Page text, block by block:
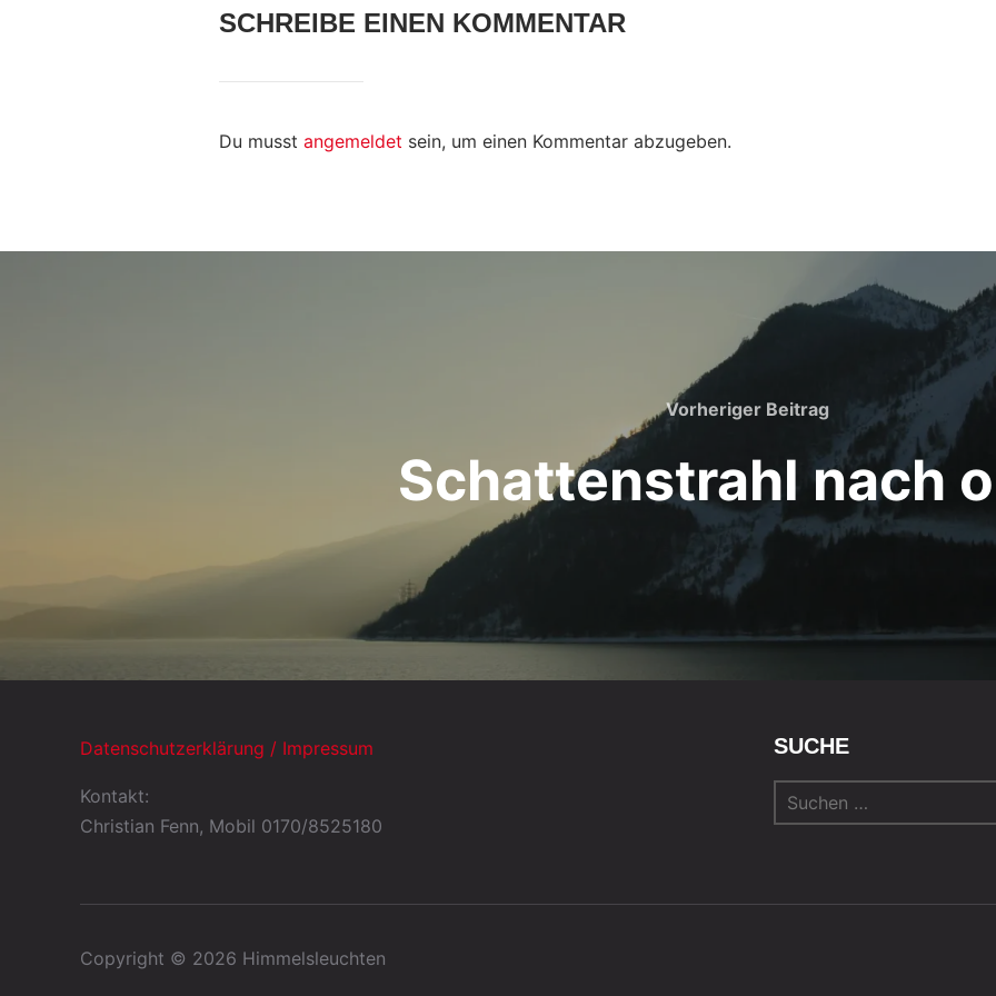
SCHREIBE EINEN KOMMENTAR
Du musst angemeldet sein, um einen Kommentar abzugeben.
Vorheriger Beitrag
Schattenstrahl nach
Datenschutzerklärung / Impressum
Kontakt:
Christian Fenn, Mobil 0170/8525180
SUCHE
Suchen
nach:
Copyright © 2026 Himmelsleuchten